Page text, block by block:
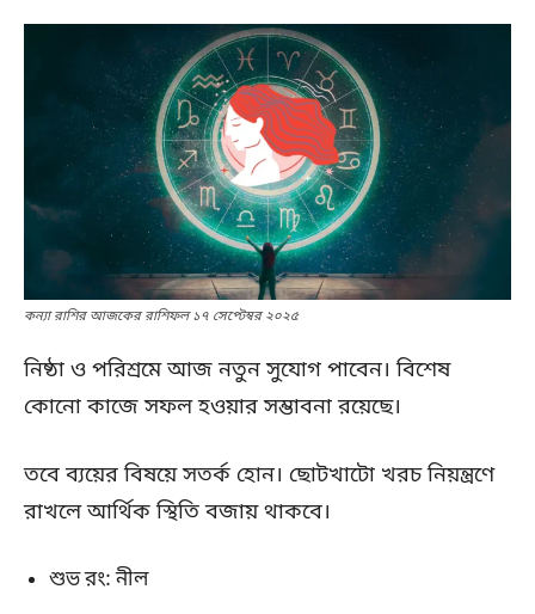
কন্যা রাশির আজকের রাশিফল ১৭ সেপ্টেম্বর ২০২৫
নিষ্ঠা ও পরিশ্রমে আজ নতুন সুযোগ পাবেন। বিশেষ
কোনো কাজে সফল হওয়ার সম্ভাবনা রয়েছে।
তবে ব্যয়ের বিষয়ে সতর্ক হোন। ছোটখাটো খরচ নিয়ন্ত্রণে
রাখলে আর্থিক স্থিতি বজায় থাকবে।
শুভ রং: নীল